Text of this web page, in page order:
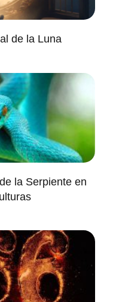
de la Luna
la Serpiente en